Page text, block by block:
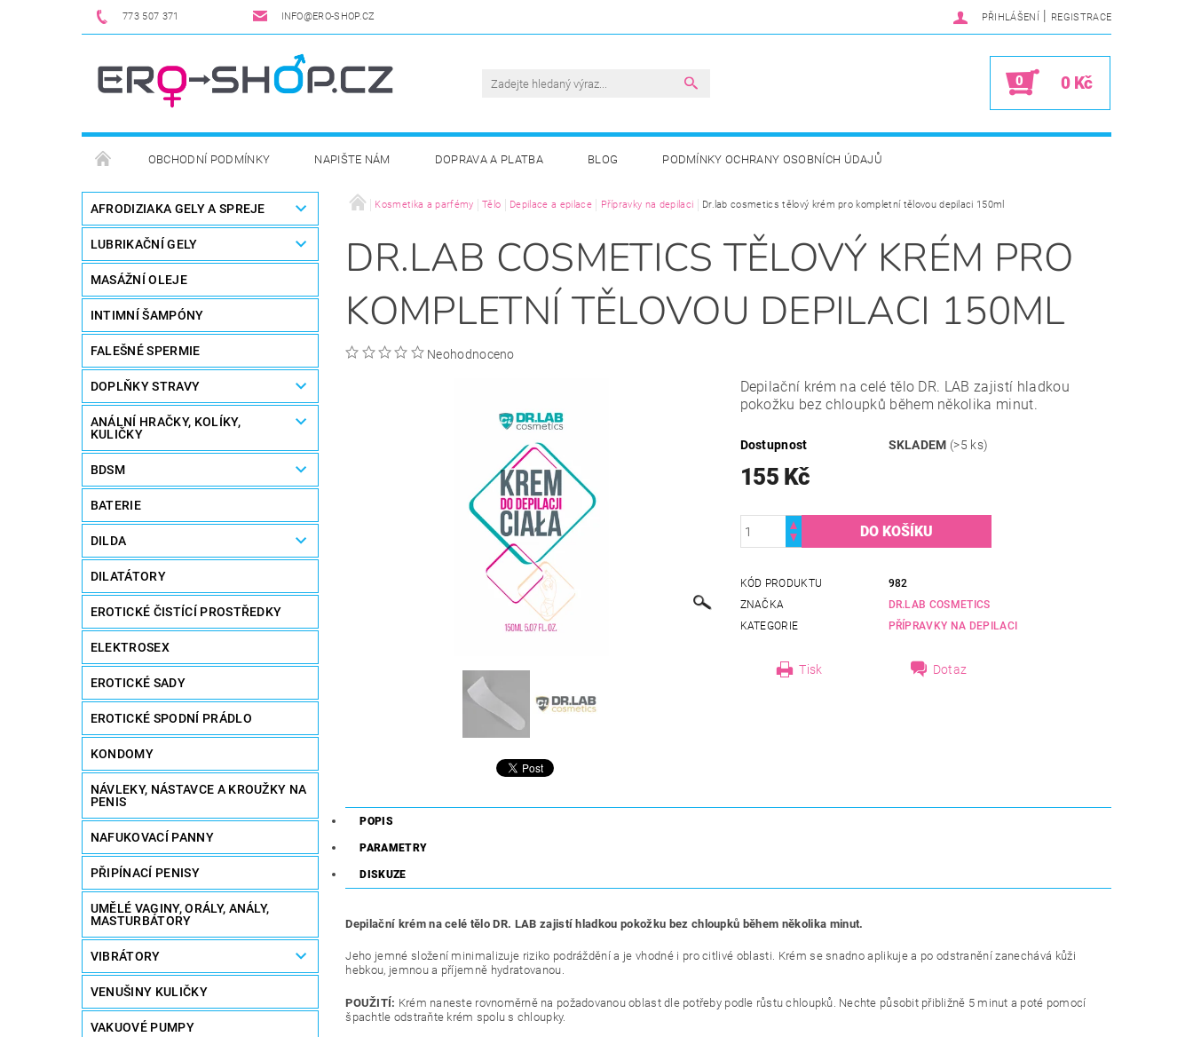
773 507 371 INFO@ERO-SHOP.CZ PŘIHLÁŠENÍ | REGISTRACE
0 0 Kč
OBCHODNÍ PODMÍNKY NAPIŠTE NÁM DOPRAVA A PLATBA BLOG PODMÍNKY OCHRANY OSOBNÍCH ÚDAJŮ
AFRODIZIAKA GELY A SPREJE
LUBRIKAČNÍ GELY
MASÁŽNÍ OLEJE
INTIMNÍ ŠAMPÓNY
FALEŠNÉ SPERMIE
DOPLŇKY STRAVY
ANÁLNÍ HRAČKY, KOLÍKY,
KULIČKY
BDSM
BATERIE
DILDA
DILATÁTORY
EROTICKÉ ČISTÍCÍ PROSTŘEDKY
ELEKTROSEX
EROTICKÉ SADY
EROTICKÉ SPODNÍ PRÁDLO
KONDOMY
NÁVLEKY, NÁSTAVCE A KROUŽKY NA
PENIS
NAFUKOVACÍ PANNY
PŘIPÍNACÍ PENISY
UMĚLÉ VAGINY, ORÁLY, ANÁLY,
MASTURBÁTORY
VIBRÁTORY
VENUŠINY KULIČKY
VAKUOVÉ PUMPY
Kosmetika a parfémy Tělo Depilace a epilace Přípravky na depilaci Dr.lab cosmetics tělový krém pro kompletní tělovou depilaci 150ml
DR.LAB COSMETICS TĚLOVÝ KRÉM PRO
KOMPLETNÍ TĚLOVOU DEPILACI 150ML
Neohodnoceno
Depilační krém na celé tělo DR. LAB zajistí hladkou
pokožku bez chloupků během několika minut.
Dostupnost SKLADEM (>5 ks)
155 Kč
KÓD PRODUKTU
982
ZNAČKA
DR.LAB COSMETICS
KATEGORIE
PŘÍPRAVKY NA DEPILACI
Tisk Dotaz
POPIS
PARAMETRY
DISKUZE
Depilační krém na celé tělo DR. LAB zajistí hladkou pokožku bez chloupků během několika minut.
Jeho jemné složení minimalizuje riziko podráždění a je vhodné i pro citlivé oblasti. Krém se snadno aplikuje a po odstranění zanechává kůži
hebkou, jemnou a příjemně hydratovanou.
POUŽITÍ: Krém naneste rovnoměrně na požadovanou oblast dle potřeby podle růstu chloupků. Nechte působit přibližně 5 minut a poté pomocí
špachtle odstraňte krém spolu s chloupky.